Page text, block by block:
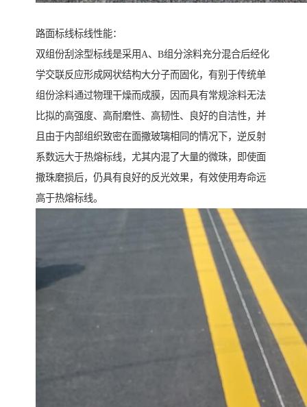
路面标线标线性能：
双组份刮涂型标线是采用A、B组分涂料充分混合后经化
学交联反应形成网状结构大分子而固化，有别于传统单
组份涂料通过物理干燥而成膜，因而具有常规涂料无法
比拟的高强度、高耐磨性、高韧性、良好的自洁性，并
且由于内部组织致密在面撒玻璃相同的情况下，逆反射
系数远大于热熔标线，尤其内混了大量的微珠，即使面
撒珠磨损后，仍具有良好的反光效果，有效使用寿命远
高于热熔标线。